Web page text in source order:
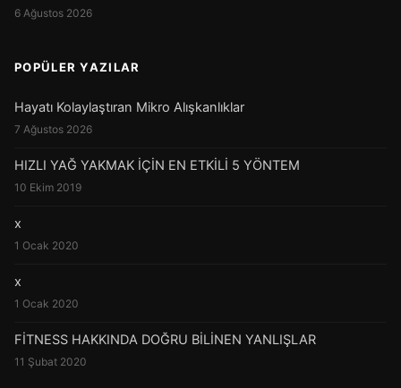
6 Ağustos 2026
POPÜLER YAZILAR
Hayatı Kolaylaştıran Mikro Alışkanlıklar
7 Ağustos 2026
HIZLI YAĞ YAKMAK İÇİN EN ETKİLİ 5 YÖNTEM
10 Ekim 2019
x
1 Ocak 2020
x
1 Ocak 2020
FİTNESS HAKKINDA DOĞRU BİLİNEN YANLIŞLAR
11 Şubat 2020